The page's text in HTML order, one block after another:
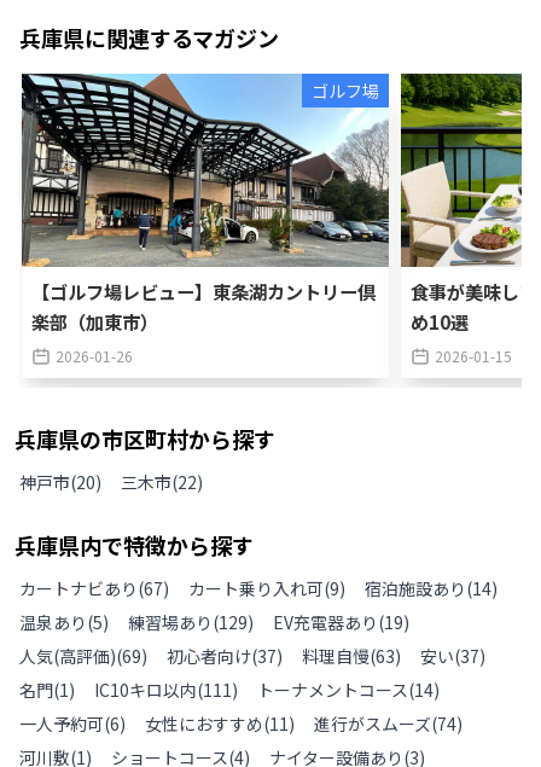
兵庫県に関連するマガジン
ゴルフ場
【ゴルフ場レビュー】東条湖カントリー倶
楽部（加東市）
2026-01-26
食事が美味し
め10選
2026-01-15
兵庫県の市区町村から探す
神戸市(20) 三木市(22)
兵庫県内で特徴から探す
カートナビあり (67) カート乗り入れ可(9) 宿泊施設あり (14)
温泉あり (5) 練習場あり (129) EV充電器あり (19)
人気(高評価)(69) 初心者向け(37) 料理自慢(63) 安い(37)
名門(1) IC10キロ以内(111) トーナメントコース(14)
一人予約可(6) 女性におすすめ(11) 進行がスムーズ(74)
河川敷(1) ショートコース(4) ナイター設備あり (3)